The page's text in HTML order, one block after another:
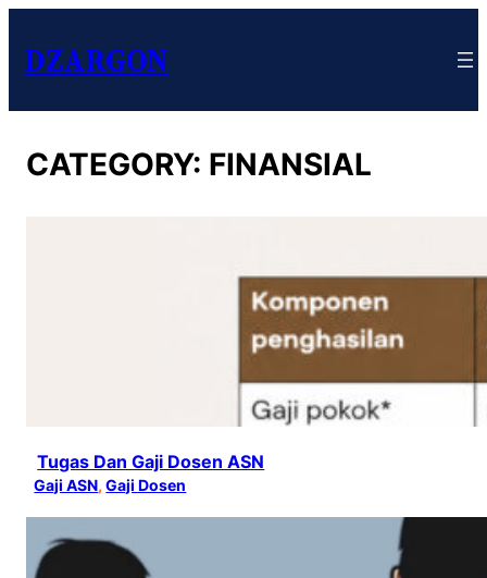
DZARGON
CATEGORY: FINANSIAL
Tugas Dan Gaji Dosen ASN
Gaji ASN, Gaji Dosen